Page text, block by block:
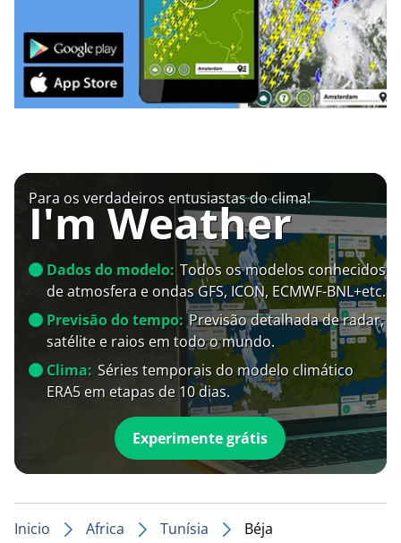
Para os verdadeiros entusiastas do clima!
I'm Weather
Dados do modelo: Todos os modelos conhecidos
de atmosfera e ondas GFS, ICON, ECMWF-BNL+etc.
Previsão do tempo: Previsão detalhada de radar,
satélite e raios em todo o mundo.
Clima: Séries temporais do modelo climático
ERA5 em etapas de 10 dias.
Experimente grátis
Inicio Africa Tunísia Béja